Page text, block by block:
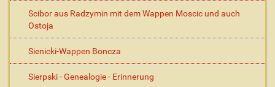
Scibor aus Radzymin mit dem Wappen Moscic und auch
Ostoja
Sienicki-Wappen Boncza
Sierpski - Genealogie - Erinnerung